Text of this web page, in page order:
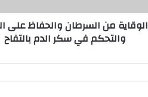
الوقاية من السرطان والحفاظ على
والتحكم في سكر الدم بالتفاح